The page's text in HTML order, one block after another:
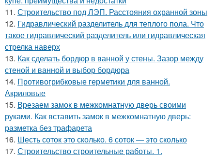
11. Строительство под ЛЭП. Расстояния охранной зоны
12. Гидравлический разделитель для теплого пола. Что
такое гидравлический разделитель или гидравлическая
стрелка наверх
13. Как сделать бордюр в ванной у стены. Зазор между
стеной и ванной и выбор бордюра
14. Противогрибковые герметики для ванной.
Акриловые
15. Врезаем замок в межкомнатную дверь своими
руками. Как вставить замок в межкомнатную дверь:
разметка без трафарета
16. Шесть соток это сколько. 6 соток — это сколько
17. Строительство строительные работы. 1.